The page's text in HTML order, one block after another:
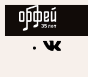
Радио Орфей
Радио